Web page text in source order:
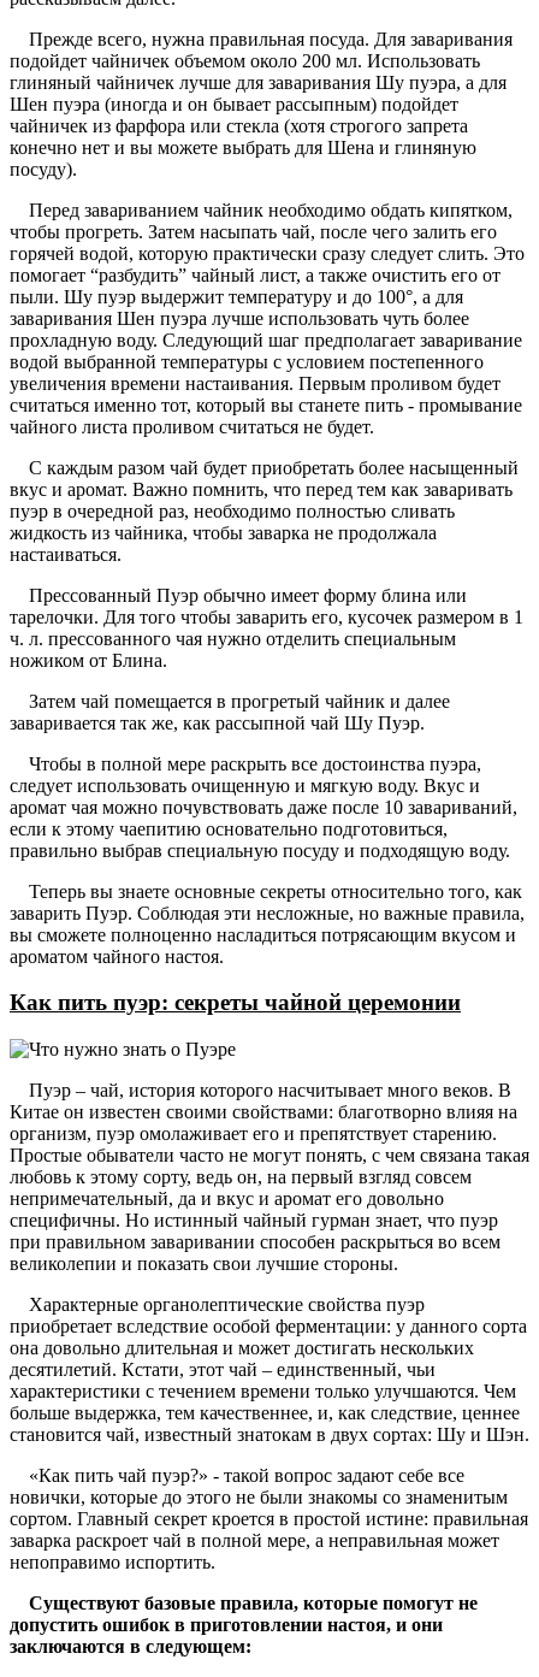
Прежде всего, нужна правильная посуда. Для заваривания
подойдет чайничек объемом около 200 мл. Использовать
глиняный чайничек лучше для заваривания Шу пуэра, а для
Шен пуэра (иногда и он бывает рассыпным) подойдет
чайничек из фарфора или стекла (хотя строгого запрета
конечно нет и вы можете выбрать для Шена и глиняную
посуду).
Перед завариванием чайник необходимо обдать кипятком,
чтобы прогреть. Затем насыпать чай, после чего залить его
горячей водой, которую практически сразу следует слить. Это
помогает “разбудить” чайный лист, а также очистить его от
пыли. Шу пуэр выдержит температуру и до 100°, а для
заваривания Шен пуэра лучше использовать чуть более
прохладную воду. Следующий шаг предполагает заваривание
водой выбранной температуры с условием постепенного
увеличения времени настаивания. Первым проливом будет
считаться именно тот, который вы станете пить - промывание
чайного листа проливом считаться не будет.
С каждым разом чай будет приобретать более насыщенный
вкус и аромат. Важно помнить, что перед тем как заваривать
пуэр в очередной раз, необходимо полностью сливать
жидкость из чайника, чтобы заварка не продолжала
настаиваться.
Прессованный Пуэр обычно имеет форму блина или
тарелочки. Для того чтобы заварить его, кусочек размером в 1
ч. л. прессованного чая нужно отделить специальным
ножиком от Блина.
Затем чай помещается в прогретый чайник и далее
заваривается так же, как рассыпной чай Шу Пуэр.
Чтобы в полной мере раскрыть все достоинства пуэра,
следует использовать очищенную и мягкую воду. Вкус и
аромат чая можно почувствовать даже после 10 завариваний,
если к этому чаепитию основательно подготовиться,
правильно выбрав специальную посуду и подходящую воду.
Теперь вы знаете основные секреты относительно того, как
заварить Пуэр. Соблюдая эти несложные, но важные правила,
вы сможете полноценно насладиться потрясающим вкусом и
ароматом чайного настоя.
Как пить пуэр: секреты чайной церемонии
Пуэр – чай, история которого насчитывает много веков. В
Китае он известен своими свойствами: благотворно влияя на
организм, пуэр омолаживает его и препятствует старению.
Простые обыватели часто не могут понять, с чем связана такая
любовь к этому сорту, ведь он, на первый взгляд совсем
непримечательный, да и вкус и аромат его довольно
специфичны. Но истинный чайный гурман знает, что пуэр
при правильном заваривании способен раскрыться во всем
великолепии и показать свои лучшие стороны.
Характерные органолептические свойства пуэр
приобретает вследствие особой ферментации: у данного сорта
она довольно длительная и может достигать нескольких
десятилетий. Кстати, этот чай – единственный, чьи
характеристики с течением времени только улучшаются. Чем
больше выдержка, тем качественнее, и, как следствие, ценнее
становится чай, известный знатокам в двух сортах: Шу и Шэн.
«Как пить чай пуэр?» - такой вопрос задают себе все
новички, которые до этого не были знакомы со знаменитым
сортом. Главный секрет кроется в простой истине: правильная
заварка раскроет чай в полной мере, а неправильная может
непоправимо испортить.
Существуют базовые правила, которые помогут не
допустить ошибок в приготовлении настоя, и они
заключаются в следующем: